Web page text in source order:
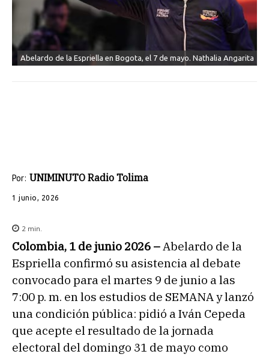
Abelardo de la Espriella en Bogota, el 7 de mayo. Nathalia Angarita
Por: UNIMINUTO Radio Tolima
1 junio, 2026
2 min.
Colombia, 1 de junio 2026 – Abelardo de la
Espriella confirmó su asistencia al debate
convocado para el martes 9 de junio a las
7:00 p. m. en los estudios de SEMANA y lanzó
una condición pública: pidió a Iván Cepeda
que acepte el resultado de la jornada
electoral del domingo 31 de mayo como